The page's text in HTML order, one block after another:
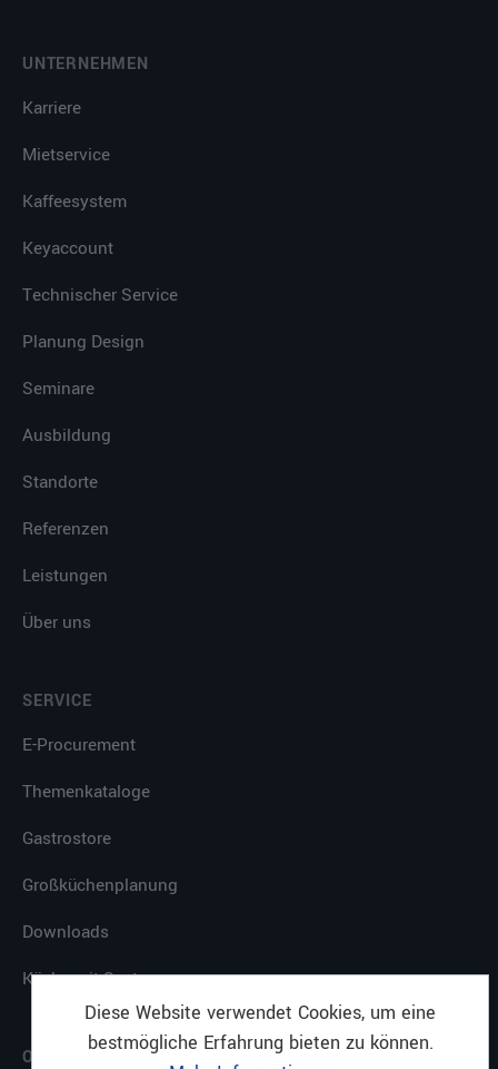
UNTERNEHMEN
Karriere
Mietservice
Kaffeesystem
Keyaccount
Technischer Service
Planung Design
Seminare
Ausbildung
Standorte
Referenzen
Leistungen
Über uns
SERVICE
E-Procurement
Themenkataloge
Gastrostore
Großküchenplanung
Downloads
Küche mit System
ONLINESHOP
Diese Website verwendet Cookies, um eine
bestmögliche Erfahrung bieten zu können.